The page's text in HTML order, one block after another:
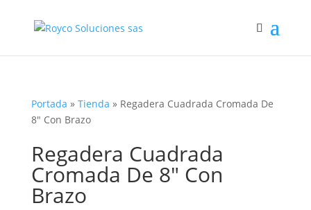
Portada » Tienda » Regadera Cuadrada Cromada De
8″ Con Brazo
Regadera Cuadrada
Cromada De 8″ Con
Brazo